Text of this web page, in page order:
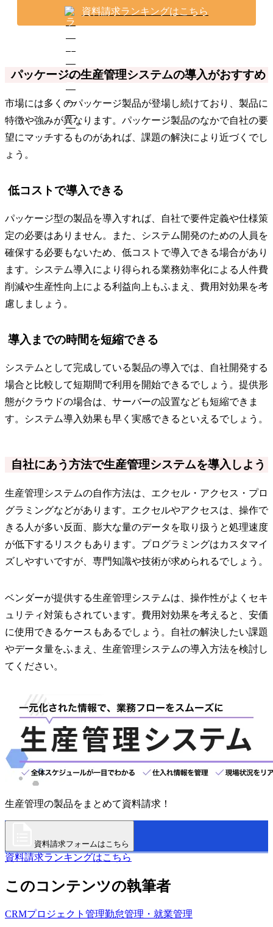
資料請求ランキングはこちら
パッケージの生産管理システムの導入がおすすめ
市場には多くのパッケージ製品が登場し続けており、製品に
特徴や強みが異なります。パッケージ製品のなかで自社の要
望にマッチするものがあれば、課題の解決により近づくでし
ょう。
低コストで導入できる
パッケージ型の製品を導入すれば、自社で要件定義や仕様策
定の必要はありません。また、システム開発のための人員を
確保する必要もないため、低コストで導入できる場合があり
ます。システム導入により得られる業務効率化による人件費
削減や生産性向上による利益向上もふまえ、費用対効果を考
慮しましょう。
導入までの時間を短縮できる
システムとして完成している製品の導入では、自社開発する
場合と比較して短期間で利用を開始できるでしょう。提供形
態がクラウドの場合は、サーバーの設置なども短縮できま
す。システム導入効果も早く実感できるといえるでしょう。
自社にあう方法で生産管理システムを導入しよう
生産管理システムの自作方法は、エクセル・アクセス・プロ
グラミングなどがあります。エクセルやアクセスは、操作で
きる人が多い反面、膨大な量のデータを取り扱うと処理速度
が低下するリスクもあります。プログラミングはカスタマイ
ズしやすいですが、専門知識や技術が求められるでしょう。
ベンダーが提供する生産管理システムは、操作性がよくセキ
ュリティ対策もされています。費用対効果を考えると、安価
に使用できるケースもあるでしょう。自社の解決したい課題
やデータ量をふまえ、生産管理システムの導入方法を検討し
てください。
生産管理の製品をまとめて資料請求！
資料請求フォームはこちら
資料請求ランキングはこちら
このコンテンツの執筆者
CRMプロジェクト管理勤怠管理・就業管理